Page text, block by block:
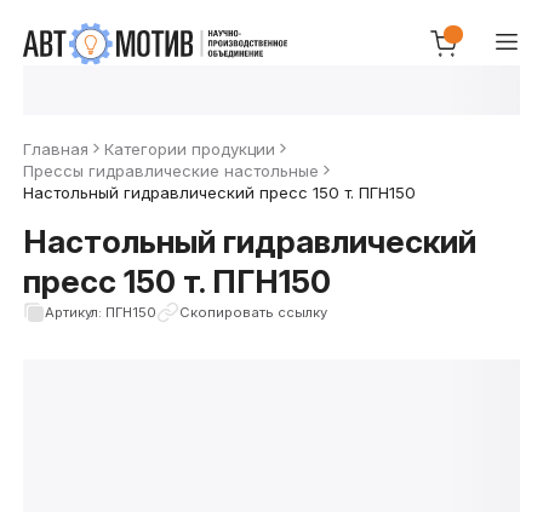
Главная
Категории продукции
Прессы гидравлические настольные
Настольный гидравлический пресс 150 т. ПГН150
Настольный гидравлический
пресс 150 т. ПГН150
Артикул: ПГН150 Скопировать ссылку